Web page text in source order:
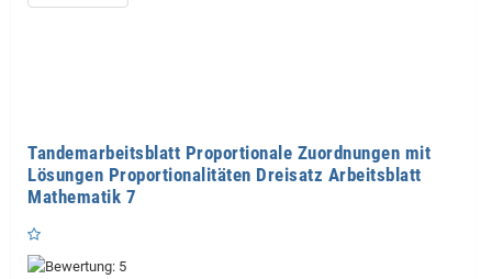
Tandemarbeitsblatt Proportionale Zuordnungen mit
Lösungen Proportionalitäten Dreisatz Arbeitsblatt
Mathematik 7